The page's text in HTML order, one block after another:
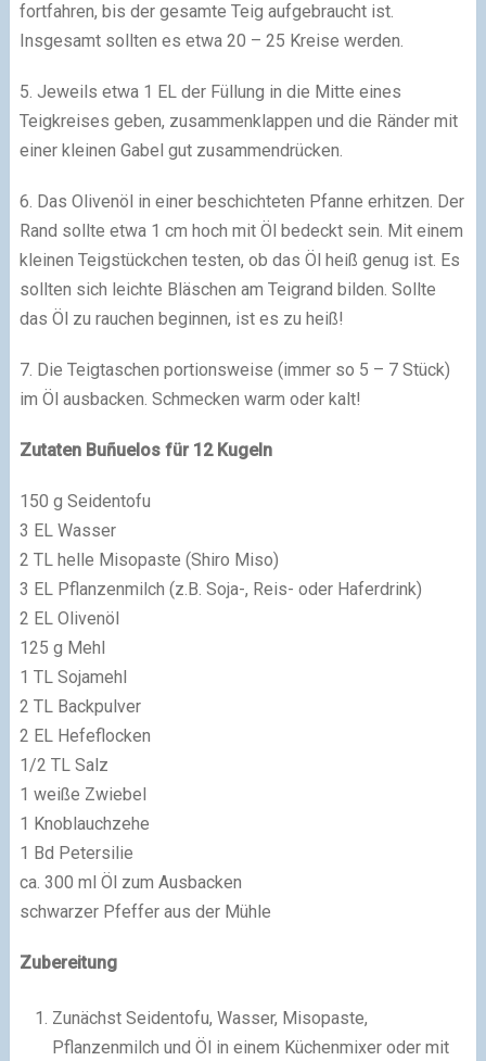
fortfahren, bis der gesamte Teig aufgebraucht ist.
Insgesamt sollten es etwa 20 – 25 Kreise werden.
5. Jeweils etwa 1 EL der Füllung in die Mitte eines
Teigkreises geben, zusammenklappen und die Ränder mit
einer kleinen Gabel gut zusammendrücken.
6. Das Olivenöl in einer beschichteten Pfanne erhitzen. Der
Rand sollte etwa 1 cm hoch mit Öl bedeckt sein. Mit einem
kleinen Teigstückchen testen, ob das Öl heiß genug ist. Es
sollten sich leichte Bläschen am Teigrand bilden. Sollte
das Öl zu rauchen beginnen, ist es zu heiß!
7. Die Teigtaschen portionsweise (immer so 5 – 7 Stück)
im Öl ausbacken. Schmecken warm oder kalt!
Zutaten Buñuelos für 12 Kugeln
150 g Seidentofu
3 EL Wasser
2 TL helle Misopaste (Shiro Miso)
3 EL Pflanzenmilch (z.B. Soja-, Reis- oder Haferdrink)
2 EL Olivenöl
125 g Mehl
1 TL Sojamehl
2 TL Backpulver
2 EL Hefeflocken
1/2 TL Salz
1 weiße Zwiebel
1 Knoblauchzehe
1 Bd Petersilie
ca. 300 ml Öl zum Ausbacken
schwarzer Pfeffer aus der Mühle
Zubereitung
Zunächst Seidentofu, Wasser, Misopaste,
Pflanzenmilch und Öl in einem Küchenmixer oder mit